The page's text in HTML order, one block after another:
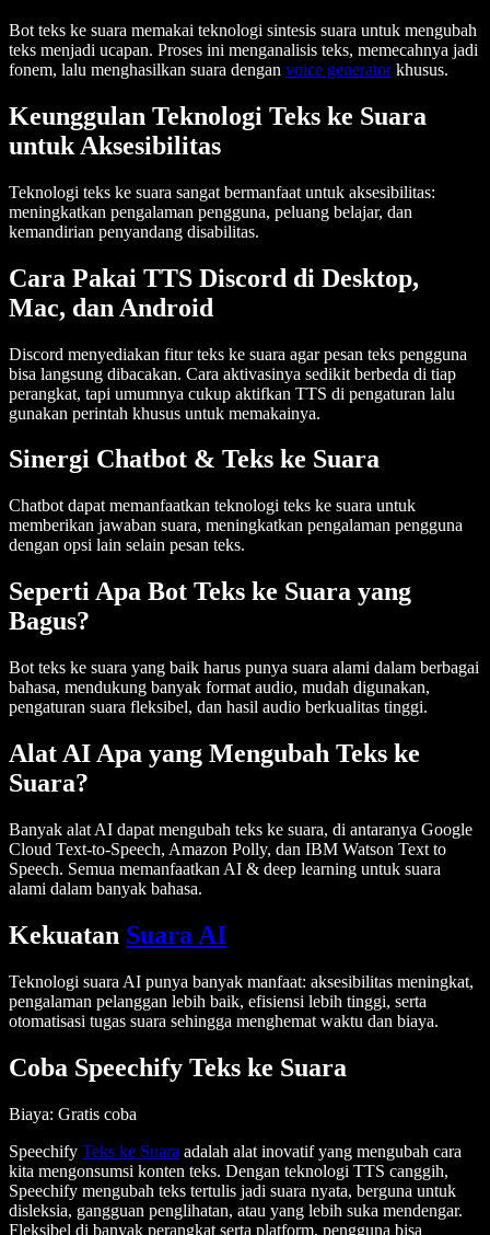
Bot teks ke suara memakai teknologi sintesis suara untuk mengubah
teks menjadi ucapan. Proses ini menganalisis teks, memecahnya jadi
fonem, lalu menghasilkan suara dengan voice generatorkhusus.
Keunggulan Teknologi Teks ke Suara
untuk Aksesibilitas
Teknologi teks ke suara sangat bermanfaat untuk aksesibilitas:
meningkatkan pengalaman pengguna, peluang belajar, dan
kemandirian penyandang disabilitas.
Cara Pakai TTS Discord di Desktop,
Mac, dan Android
Discord menyediakan fitur teks ke suara agar pesan teks pengguna
bisa langsung dibacakan. Cara aktivasinya sedikit berbeda di tiap
perangkat, tapi umumnya cukup aktifkan TTS di pengaturan lalu
gunakan perintah khusus untuk memakainya.
Sinergi Chatbot & Teks ke Suara
Chatbot dapat memanfaatkan teknologi teks ke suara untuk
memberikan jawaban suara, meningkatkan pengalaman pengguna
dengan opsi lain selain pesan teks.
Seperti Apa Bot Teks ke Suara yang
Bagus?
Bot teks ke suara yang baik harus punya suara alami dalam berbagai
bahasa, mendukung banyak format audio, mudah digunakan,
pengaturan suara fleksibel, dan hasil audio berkualitas tinggi.
Alat AI Apa yang Mengubah Teks ke
Suara?
Banyak alat AI dapat mengubah teks ke suara, di antaranya Google
Cloud Text-to-Speech, Amazon Polly, dan IBM Watson Text to
Speech. Semua memanfaatkan AI & deep learning untuk suara
alami dalam banyak bahasa.
Kekuatan Suara AI
Teknologi suara AI punya banyak manfaat: aksesibilitas meningkat,
pengalaman pelanggan lebih baik, efisiensi lebih tinggi, serta
otomatisasi tugas suara sehingga menghemat waktu dan biaya.
Coba Speechify Teks ke Suara
Biaya: Gratis coba
Speechify Teks ke Suara adalah alat inovatif yang mengubah cara
kita mengonsumsi konten teks. Dengan teknologi TTS canggih,
Speechify mengubah teks tertulis jadi suara nyata, berguna untuk
disleksia, gangguan penglihatan, atau yang lebih suka mendengar.
Fleksibel di banyak perangkat serta platform, pengguna bisa